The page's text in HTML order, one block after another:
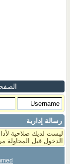
رسالة إدارية
ليست لديك صلاحية
الدخول قبل المحاولة